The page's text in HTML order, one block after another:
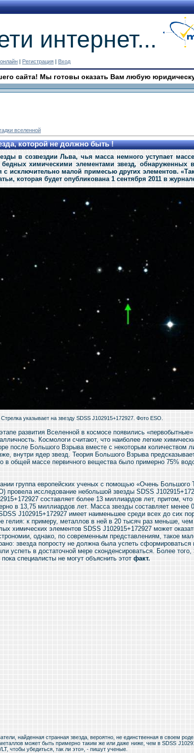
интернет...
| Регистрация | Вход
Мы готовы оказать Вам любую юридическую
вселенной
которой не должно быть !
в созвездии Льва, чья масса немного уступает
химическими элементами звезд, обнаруженных
с исключительно малой примесью других элементов.
которая будет опубликована 1 сентября 2011 в
указывает на звезду SDSS J102915+172927. Фото ESO.
развития Вселенной в космосе появились
Космологи считают, что наиболее легкие
после Большого Взрыва вместе с некоторым количеством
внутри ядер звезд. Теория Большого Взрыва
в общей массе первичного вещества было примерно 75%
группа европейских ученых с помощью «Очень Большого
провела исследование небольшой звезды SDSS
составляет более 13 миллиардов лет, притом,
в 13,75 миллиардов лет. Масса звезды составляет менее
J102915+172927 имеет наименьшее среди всех до сих
гелия: к примеру, металлов в ней в 20 тысяч раз меньше,
химических элементов SDSS J102915+172927 может
однако, по современным представлениям, такое
звезда попросту не должна была успеть сформироваться
успеть в достаточной мере сконденсироваться. Более
специалисты не могут объяснить этот факт.
найденная странная звезда, вероятно, не единственная в своем
может быть примерно таким же или даже ниже, чем в SDSS
чтобы убедиться, так ли это», - пишут ученые.